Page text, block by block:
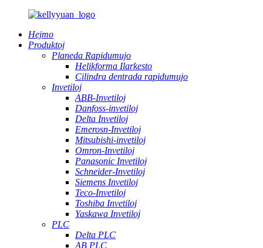
Hejmo
Produktoj
Planeda Rapidumujo
Helikforma Ilarkesto
Cilindra dentrada rapidumujo
Invetiloj
ABB-Invetiloj
Danfoss-invetiloj
Delta Invetiloj
Emerosn-Invetiloj
Mitsubishi-invetiloj
Omron-Invetiloj
Panasonic Invetiloj
Schneider-Invetiloj
Siemens Invetiloj
Teco-Invetiloj
Toshiba Invetiloj
Yaskawa Invetiloj
PLC
Delta PLC
AB PLC